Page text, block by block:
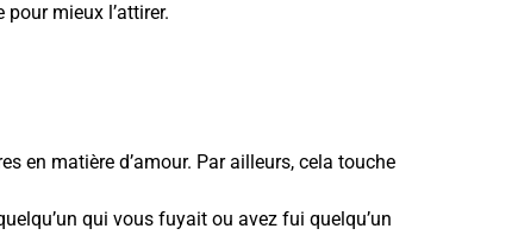
mieux l’attirer.
en matière d’amour. Par ailleurs, cela touche
qui vous fuyait ou avez fui quelqu’un